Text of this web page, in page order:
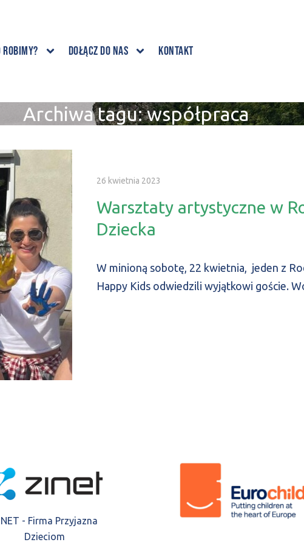
robimy? Dołącz do nas Kontakt
Archiwa tagu:współpraca
26 kwietnia 2023
Warsztaty artystyczne w
Dziecka
W minioną sobotę, 22 kwietnia, jeden z
Happy Kids odwiedzili wyjątkowi goście.
- Firma Przyjazna
Dzieciom